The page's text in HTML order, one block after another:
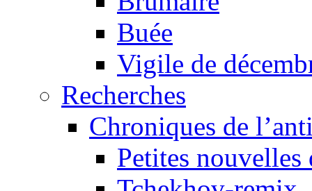
Buée
Vigile de
Recherches
Chroniques de
Petites